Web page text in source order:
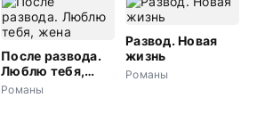
После развода.
Люблю тебя,
жена
Романы
Развод. Новая
жизнь
Романы